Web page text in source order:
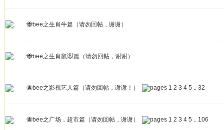
🐝bee之生肖牛篇（请勿回帖，谢谢）
🐝bee之生肖鼠🐭篇（请勿回帖，谢谢）
🐝bee之影视艺人篇（请勿回帖，谢谢！） 1 2 3 4 5 .. 32
🐝bee之广场，超市篇（请勿回帖，谢谢） 1 2 3 4 5 .. 106